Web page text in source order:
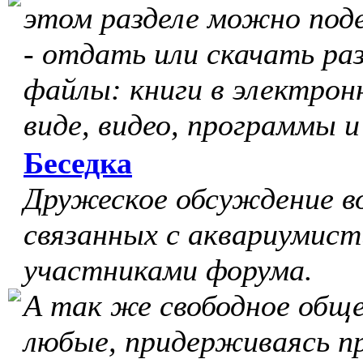
этом разделе можно
- отдать или скачать
файлы: книги в
виде, видео, программы
Беседка
Дружеское обсуждение
связанных с
участниками форума.
А так же свободное
любые, придерживаясь